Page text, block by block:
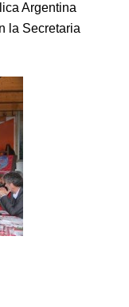
Argentina
la Secretaria